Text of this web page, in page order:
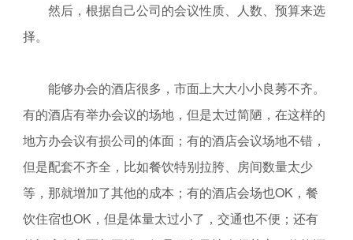
然后，根据自己公司的会议性质、人数、预算来选
择。
能够办会的酒店很多，市面上大大小小良莠不齐。
有的酒店有举办会议的场地，但是太过简陋，在这样的
地方办会议有损公司的体面；有的酒店会议场地不错，
但是配套不齐全，比如餐饮特别拉胯、房间数量太少
等，那就增加了其他的成本；有的酒店会场也OK，餐
饮住宿也OK，但是体量太过小了，交通也不便；还有